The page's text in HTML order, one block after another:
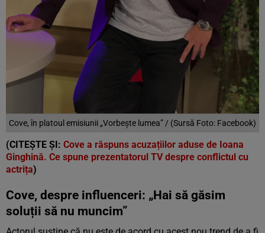
Cove, în platoul emisiunii „Vorbește lumea” / (Sursă Foto: Facebook)
(CITEȘTE ȘI: Cove a răspuns acuzațiilor aduse de Ioana
Ginghină. Ce spune prezentatorul TV despre conflictul cu
actrița)
Cove, despre influenceri: „Hai să găsim
soluții să nu muncim”